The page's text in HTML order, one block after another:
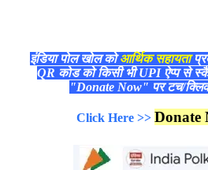
इंडिया पोल खोल कोआर्थिक सहायता
QR कोड को किसी भी UPI ऐप्प से
"Donate Now" पर टच/
Click Here >> Donate